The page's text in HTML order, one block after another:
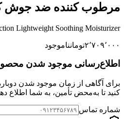
مرطوب کننده ضد جوش
Lightweight Soothing Moisturizer
۲٬۷۰۹٬۰۰۰تومانناموجود
اطلاع‌رسانی موجود شدن
برای آگاهی از زمان موجود شدن
کنید تا به‌محض تأمین، به شما اطلاع
شماره تماس